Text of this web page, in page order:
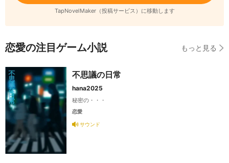
TapNovelMaker（投稿サービス）に移動します
恋愛の注目ゲーム小説 もっと見る
不思議の日常
hana2025
秘密の・・・
恋愛
サウンド